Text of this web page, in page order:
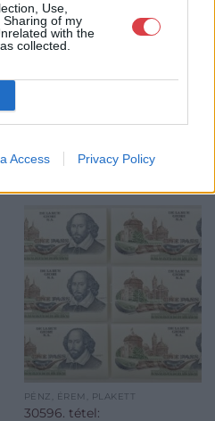
Use,
of my
with the
collected.
Access Privacy Policy
PÉNZ, ÉREM, PLAKETT
30596. tétel: